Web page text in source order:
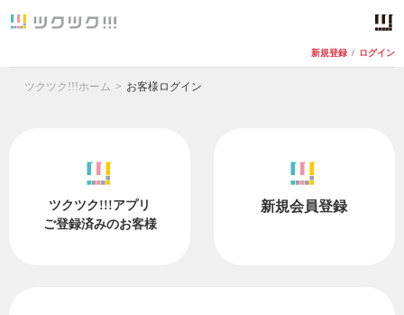
新規登録 / ログイン
ツクツク!!!ホーム お客様ログイン
ツクツク!!!アプリ
ご登録済みのお客様
新規会員登録